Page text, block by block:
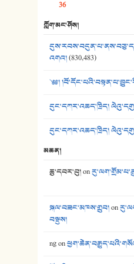
36
ཀློག་མང་ཤོས།
འགའ།(830,483)
༄༅།
དུང་དཀར་འཆད་ཁྲིད།
དུང་དཀར་འཆད་ཁྲིད།
མཆན།
ཆུ་དབར་བུ།on
སྐལ་བཟང་མཁས་གྲུབ།on
བསྡུས།
ngon